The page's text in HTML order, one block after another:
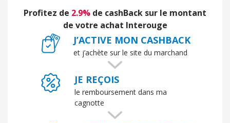
professionel. Sav a l'écoute. Je conseille vivement ce site
pour tous vos achats d'électronique. J'ai commandé
plusieurs fois, le delais est toujours respecté, frais de
port gratuit a partir de quarante neufs euros. Le service
apres vente est a l'écoute et réactif. Les produits sont
livres bien emballés.
Profitez de 2.9% de cashBack sur le montant
de votre achat Interouge
J’ACTIVE MON CASHBACK
et j’achète sur le site du marchand
JE REÇOIS
le remboursement dans ma
cagnotte